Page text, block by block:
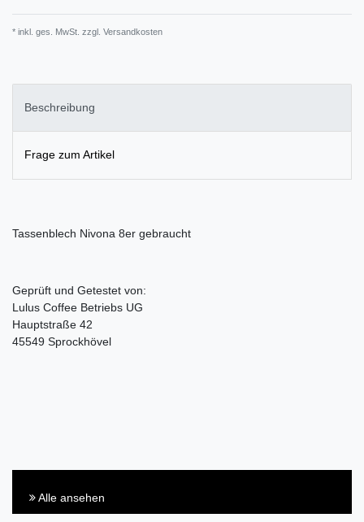
* inkl. ges. MwSt. zzgl. Versandkosten
Beschreibung
Frage zum Artikel
Tassenblech Nivona 8er gebraucht
Geprüft und Getestet von:
Lulus Coffee Betriebs UG
Hauptstraße 42
45549 Sprockhövel
Alle ansehen